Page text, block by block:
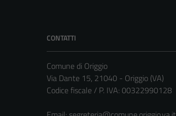
CONTATTI
Comune di Origgio
Via Dante 15, 21040 - Origgio (VA)
Codice fiscale / P. IVA: 00322990128